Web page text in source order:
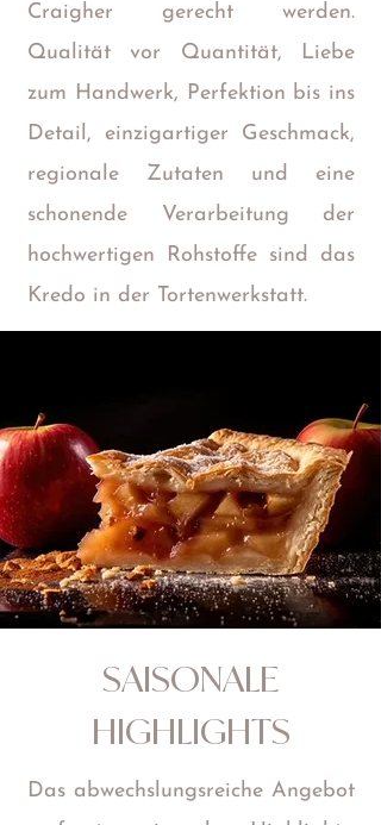
Craigher gerecht werden.
Qualität vor Quantität, Liebe
zum Handwerk, Perfektion bis ins
Detail, einzigartiger Geschmack,
regionale Zutaten und eine
schonende Verarbeitung der
hochwertigen Rohstoffe sind das
Kredo in der Tortenwerkstatt.
SAISONALE
HIGHLIGHTS
Das abwechslungsreiche Angebot